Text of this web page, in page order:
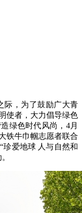
，为了鼓励广大青
使者，大力倡导绿色
绿色时代风尚，4月
铁牛巾帼志愿者联合
珍爱地球 人与自然和